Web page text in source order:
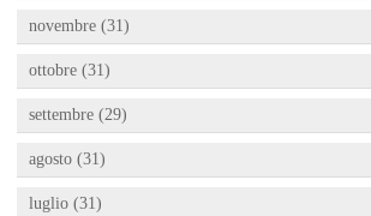
novembre (31)
ottobre (31)
settembre (29)
agosto (31)
luglio (31)